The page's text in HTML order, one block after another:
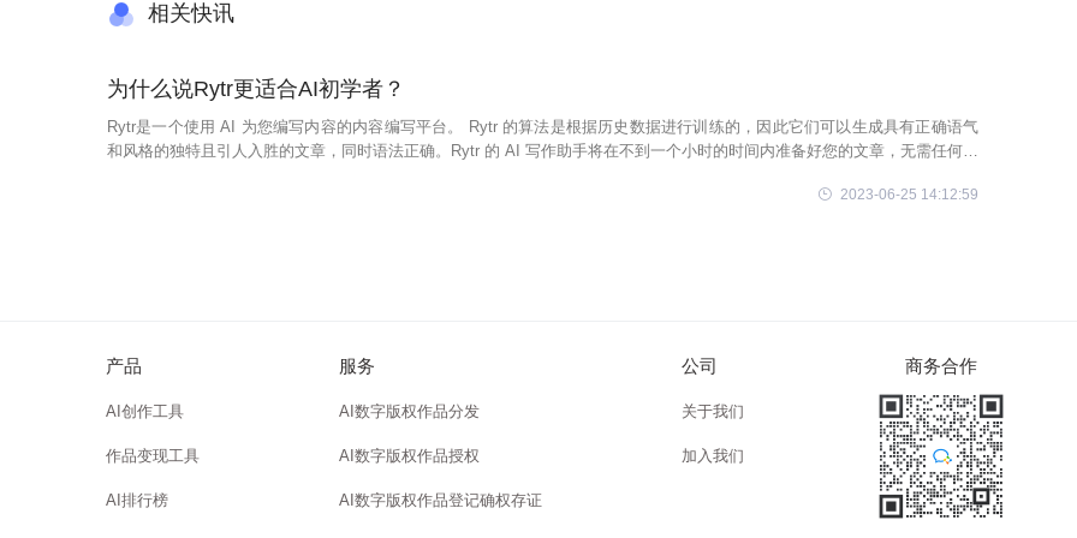
相关快讯
为什么说Rytr更适合AI初学者？
Rytr是一个使用 AI 为您编写内容的内容编写平台。 Rytr 的算法是根据历史数据进行训练的，因此它们可以生成具有正确语气
和风格的独特且引人入胜的文章，同时语法正确。Rytr 的 AI 写作助手将在不到一个小时的时间内准备好您的文章，无需任何人
特点：使用字符计数、字数计数和音调检查器可以轻松快速地生成内容。抄袭检查可确保您拥有最高质量的内容。语法检查你
2023-06-25 14:12:59
产品
AI创作工具
作品变现工具
AI排行榜
服务
AI数字版权作品分发
AI数字版权作品授权
AI数字版权作品登记确权存证
公司
关于我们
加入我们
商务合作